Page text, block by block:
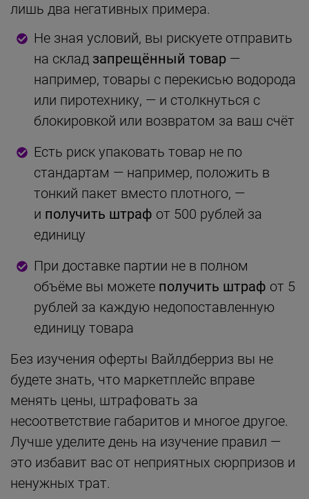
лишь два негативных примера.
Не зная условий, вы рискуете отправить
на склад запрещённый товар —
например, товары с перекисью водорода
или пиротехнику, — и столкнуться с
блокировкой или возвратом за ваш счёт
Есть риск упаковать товар не по
стандартам — например, положить в
тонкий пакет вместо плотного, —
и получить штраф от 500 рублей за
единицу
При доставке партии не в полном
объёме вы можете получить штраф от 5
рублей за каждую недопоставленную
единицу товара
Без изучения оферты Вайлдберриз вы не
будете знать, что маркетплейс вправе
менять цены, штрафовать за
несоответствие габаритов и многое другое.
Лучше уделите день на изучение правил —
это избавит вас от неприятных сюрпризов и
ненужных трат.